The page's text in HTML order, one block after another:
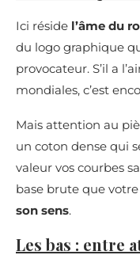
Ici réside l’âme du
du logo graphique
provocateur. S’il a
mondiales, c’est
Mais attention au
un coton dense qui
valeur vos courbes
base brute que votre
son sens.
Les bas : entre